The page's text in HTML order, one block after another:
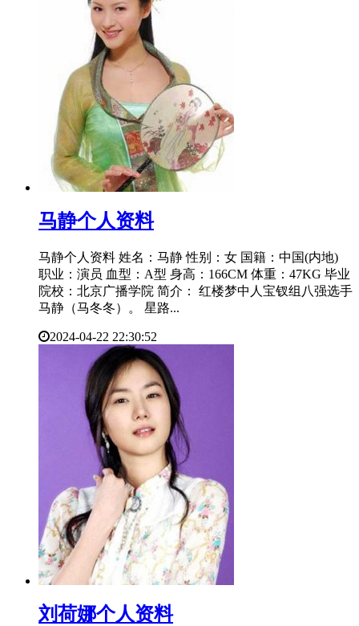
​马静个人资料
马静个人资料 姓名：马静 性别：女 国籍：中国(内地)
职业：演员 血型：A型 身高：166CM 体重：47KG 毕业
院校：北京广播学院 简介： 红楼梦中人宝钗组八强选手
马静（马冬冬）。 星路...
2024-04-22 22:30:52
​刘荷娜个人资料